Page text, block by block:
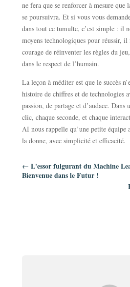
ne fera que se renforcer à mesure
se poursuivra. Et si vous vous
dans tout ce tumulte, c’est simple : il
moyens technologiques pour réussir,
courage de réinventer les règles du
dans le respect de l’humain.
La leçon à méditer est que le succès
histoire de chiffres et de technologies
passion, de partage et d’audace. Dans
clic, chaque seconde, et chaque
AI nous rappelle qu’une petite équipe
la donne, avec simplicité et efficacité.
← L'essor fulgurant du Machine
Bienvenue dans le Futur !